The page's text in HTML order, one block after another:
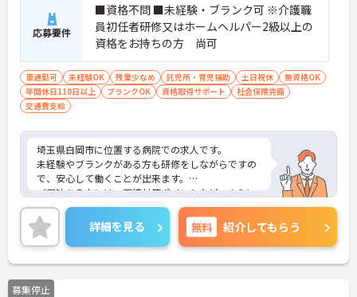
応募要件
■資格不問 ■未経験・ブランク可 ※介護職
員初任者研修又はホームヘルパー2級以上の
資格をお持ちの方 尚可
車通勤可 未経験OK 残業少なめ 託児所・育児補助 土日祝休
無資格OK
年間休日110日以上
ブランクOK 資格取得サポート
社会保険完備
交通費支給
埼玉県白岡市に位置する病院での求人です。
未経験やブランクがある方も研修をしながらですの
で、安心して働くことが出来ます。
ご興味ある方には、面接対策ポイントなど、さらに
詳細をお話しいたしますのでお気軽にご相談くださ
い。
詳細を見る 無料 紹介してもらう
募集停止